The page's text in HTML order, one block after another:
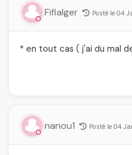
Fifialger Posté le 04
* en tout cas ( j'ai du mal
nanou1 Posté le 04